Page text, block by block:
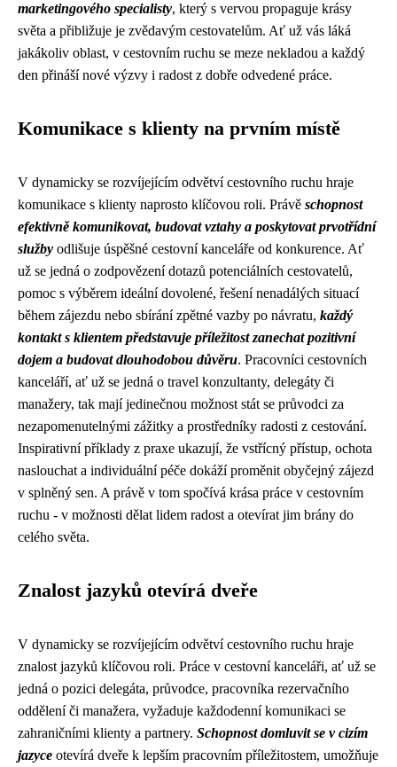
marketingového specialisty, který s vervou propaguje krásy
světa a přibližuje je zvědavým cestovatelům. Ať už vás láká
jakákoliv oblast, v cestovním ruchu se meze nekladou a každý
den přináší nové výzvy i radost z dobře odvedené práce.
Komunikace s klienty na prvním místě
V dynamicky se rozvíjejícím odvětví cestovního ruchu hraje
komunikace s klienty naprosto klíčovou roli. Právě schopnost
efektivně komunikovat, budovat vztahy a poskytovat prvotřídní
služby odlišuje úspěšné cestovní kanceláře od konkurence. Ať
už se jedná o zodpovězení dotazů potenciálních cestovatelů,
pomoc s výběrem ideální dovolené, řešení nenadálých situací
během zájezdu nebo sbírání zpětné vazby po návratu, každý
kontakt s klientem představuje příležitost zanechat pozitivní
dojem a budovat dlouhodobou důvěru. Pracovníci cestovních
kanceláří, ať už se jedná o travel konzultanty, delegáty či
manažery, tak mají jedinečnou možnost stát se průvodci za
nezapomenutelnými zážitky a prostředníky radosti z cestování.
Inspirativní příklady z praxe ukazují, že vstřícný přístup, ochota
naslouchat a individuální péče dokáží proměnit obyčejný zájezd
v splněný sen. A právě v tom spočívá krása práce v cestovním
ruchu - v možnosti dělat lidem radost a otevírat jim brány do
celého světa.
Znalost jazyků otevírá dveře
V dynamicky se rozvíjejícím odvětví cestovního ruchu hraje
znalost jazyků klíčovou roli. Práce v cestovní kanceláři, ať už se
jedná o pozici delegáta, průvodce, pracovníka rezervačního
oddělení či manažera, vyžaduje každodenní komunikaci se
zahraničními klienty a partnery. Schopnost domluvit se v cizím
jazyce otevírá dveře k lepším pracovním příležitostem, umožňuje